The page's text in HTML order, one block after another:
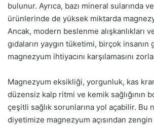
bulunur. Ayrıca, bazı mineral sularında
ürünlerinde de yüksek miktarda
Ancak, modern beslenme alışkanlıkları
gıdaların yaygın tüketimi, birçok insanın
magnezyum ihtiyacını karşılamasını
Magnezyum eksikliği, yorgunluk, kas
düzensiz kalp ritmi ve kemik sağlığının
çeşitli sağlık sorunlarına yol açabilir. Bu
diyetimize magnezyum açısından